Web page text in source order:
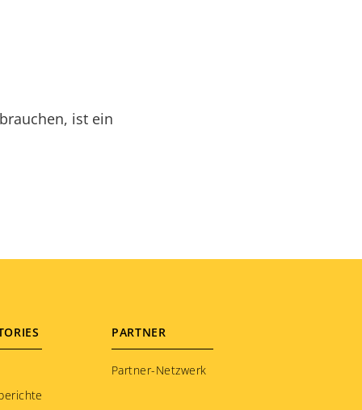
ist ein
PARTNER
Partner-Netzwerk